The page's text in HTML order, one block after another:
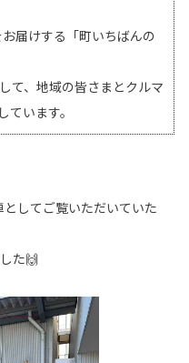
届けする「町いちばんの
て、地域の皆さまとクルマ
います。
してご覧いただいていた
た🙌